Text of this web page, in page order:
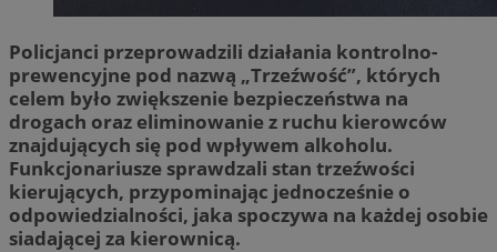
Policjanci przeprowadzili działania kontrolno-
prewencyjne pod nazwą „Trzeźwość”, których
celem było zwiększenie bezpieczeństwa na
drogach oraz eliminowanie z ruchu kierowców
znajdujących się pod wpływem alkoholu.
Funkcjonariusze sprawdzali stan trzeźwości
kierujących, przypominając jednocześnie o
odpowiedzialności, jaka spoczywa na każdej osobie
siadającej za kierownicą.